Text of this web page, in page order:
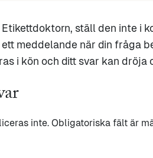
ställ den inte i
ett meddelande när din fråga
i kön och ditt svar kan
inte. Obligatoriska fält är